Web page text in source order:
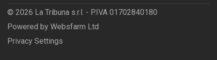
© 2026 La Tribuna s.r.l. - P.IVA 01702840180
Powered by Websfarm Ltd
Privacy Settings